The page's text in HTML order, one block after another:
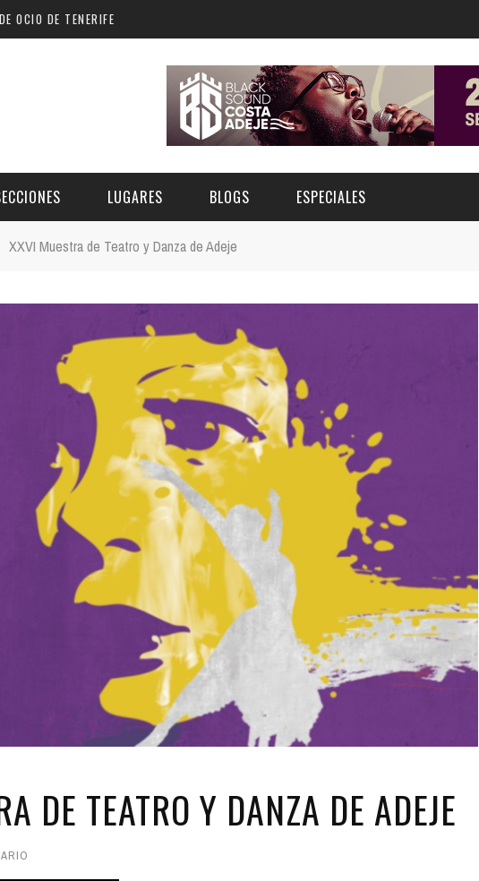
OCIO DE TENERIFE
Norte
Santa Cruz | La Laguna
Islas
Infantil
Música
Escénicas
LUGARES
SALAS Y AUDITORIOS
ESPACIOS CULTURALES
NOCHE
LOCALES CON ACTUACIONES
COMERCIO
GASTRO
FORMATIVO
BLOGS ESPECIALES
XXVII VERANO DE CUENTO
XXVI Muestra de Teatro y Danza de Adeje
DE TEATRO Y DANZA DE ADEJE